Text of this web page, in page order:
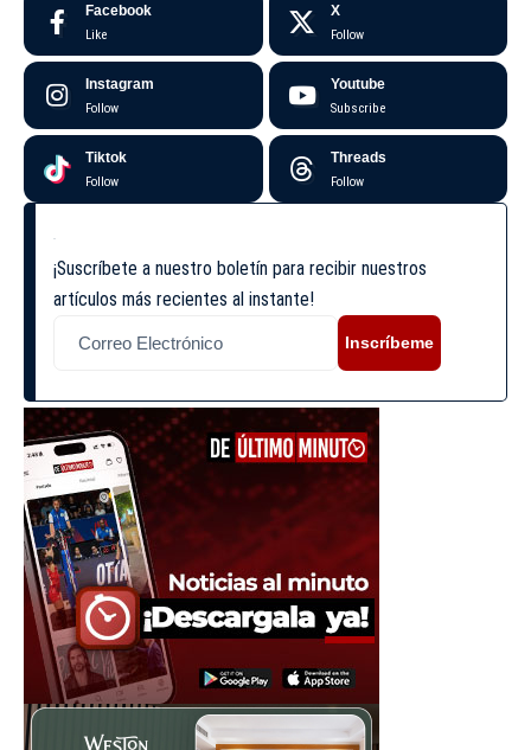
Facebook
Like
X
Follow
Instagram
Follow
Youtube
Subscribe
Tiktok
Follow
Threads
Follow
¡Suscríbete a nuestro boletín para recibir nuestros
artículos más recientes al instante!
Inscríbeme